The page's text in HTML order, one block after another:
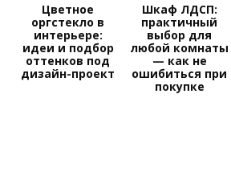
Цветное
оргстекло в
интерьере:
идеи и подбор
оттенков под
дизайн-проект
Шкаф ЛДСП:
практичный
выбор для
любой комнаты
— как не
ошибиться при
покупке